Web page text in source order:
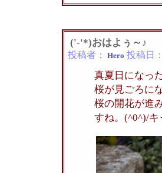
('-'*)おはよぅ～♪
投稿者： Hero 投稿日：
真夏日になっ
桜が見ごろに
桜の開花が進
すね。(^0^)/キ